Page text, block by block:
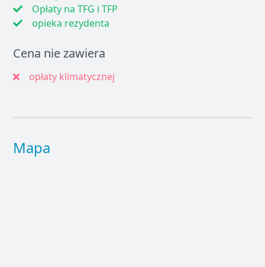
Opłaty na TFG i TFP
opieka rezydenta
Cena nie zawiera
opłaty klimatycznej
Mapa